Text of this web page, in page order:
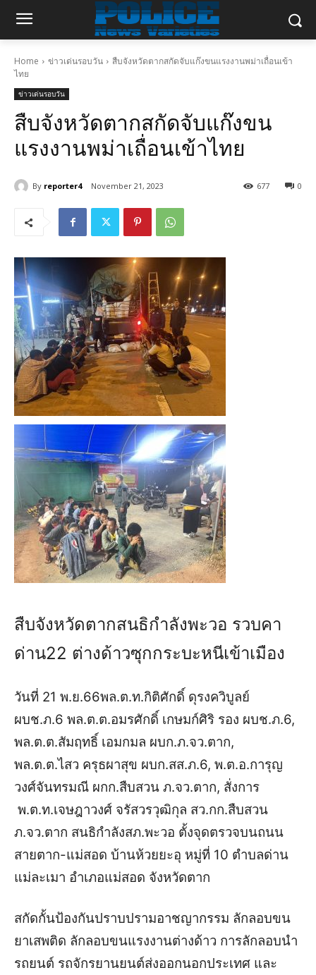
Home ข่าวเด่นรอบวัน
สืบจังหวัดตากสกัดจับแก๊งขนแรงงานพม่าเถื่อนเข้า
ไทย
ข่าวเด่นรอบวัน
สืบจังหวัดตากสกัดจับแก๊งขน
แรงงานพม่าเถื่อนเข้าไทย
By reporter4 November 21, 2023 0
677
สืบจังหวัดตากสนธิกำลังพะวอ รวบคา
ด่าน22 ต่างด้าวซุกกระบะหนีเข้าเมือง
วันที่ 21 พ.ย.66พล.ต.ท.กิติศักดิ์ ดุรงควิบูลย์
ผบช.ภ.6 พล.ต.ต.อมรศักดิ์ เกษมก์ศิริ รอง ผบช.ภ.6,
พล.ต.ต.สัมฤทธิ์ เอมกมล ผบก.ภ.จว.ตาก,
พล.ต.ต.ไสว ครุธผาสุข ผบก.สส.ภ.6, พ.ต.อ.การุญ
วงศ์จันทรมณี ผกก.สืบสวน ภ.จว.ตาก, สั่งการ
พ.ต.ท.เจษฎาวงศ์ จรัสวรวุฒิกุล สว.กก.สืบสวน
ภ.จว.ตาก สนธิกำลังสภ.พะวอ ตั้งจุดตรวจบนถนน
สายตาก-แม่สอด บ้านห้วยยะอุ หมู่ที่ 10 ตำบลด่าน
แม่ละเมา อำเภอแม่สอด จังหวัดตาก
สกัดกั้นป้องกันปราบปรามอาชญากรรม ลักลอบขน
ยาเสพติด ลักลอบขนแรงงานต่างด้าว การลักลอบนำ
รถยนต์ รถจักรยานยนต์ส่งออกนอกประเทศ และ